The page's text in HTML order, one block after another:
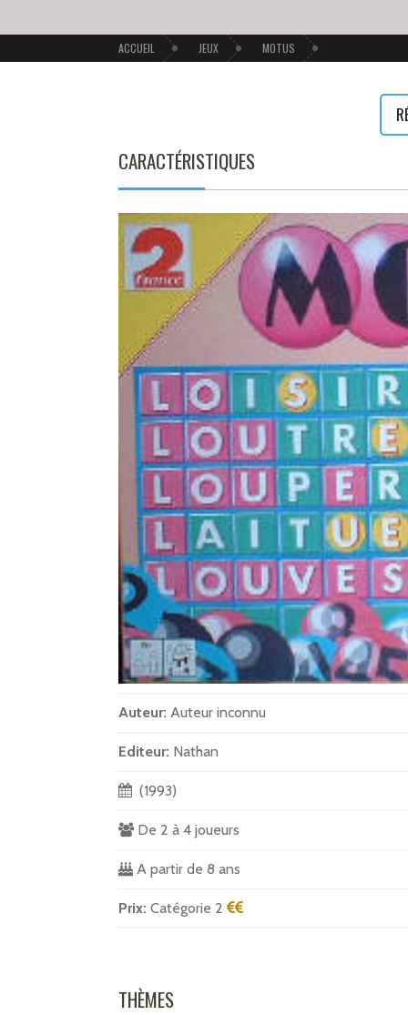
ACCUEIL JEUX MOTUS
CARACTÉRISTIQUES
Auteur: Auteur inconnu
Editeur: Nathan
(1993)
De 2 à 4 joueurs
A partir de 8 ans
Prix: Catégorie 2
THÈMES